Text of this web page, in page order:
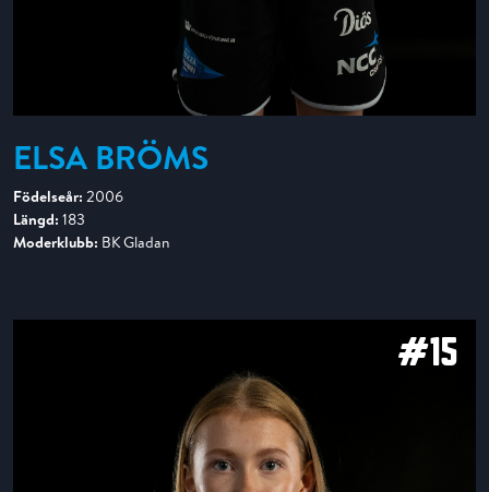
ELSA BRÖMS
Födelseår: 2006
Längd: 183
Moderklubb: BK Gladan
#15